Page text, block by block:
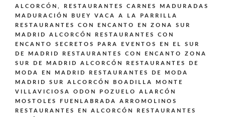
ALCORCÓN,
RESTAURANTES CARNES MADURADAS
MADURACIÓN BUEY VACA A LA PARRILLA
RESTAURANTES CON ENCANTO EN ZONA SUR
MADRID ALCORCÓN
RESTAURANTES CON
ENCANTO SECRETOS PARA EVENTOS EN EL SUR
DE MADRID
RESTAURANTES CON ENCANTO ZONA
SUR DE MADRID ALCORCÓN
RESTAURANTES DE
MODA EN MADRID
RESTAURANTES DE MODA
MADRID SUR ALCORCÓN BOADILLA MONTE
VILLAVICIOSA ODON POZUELO ALARCÓN
MOSTOLES FUENLABRADA ARROMOLINOS
RESTAURANTES EN ALCORCÓN
RESTAURANTES